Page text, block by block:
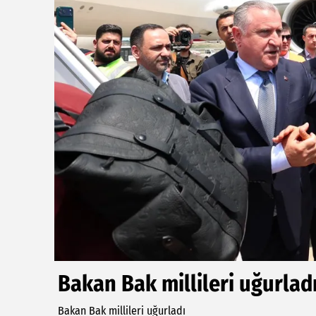
Bakan Bak millileri
Bakan Bak millileri uğurladı